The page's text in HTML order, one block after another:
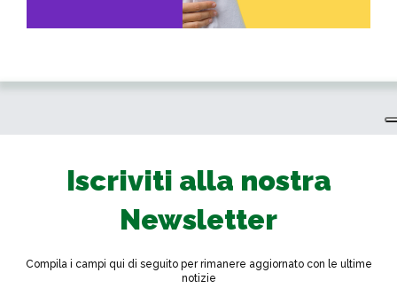
Iscriviti alla nostra
Newsletter
Compila i campi qui di seguito per rimanere aggiornato con le ultime
notizie